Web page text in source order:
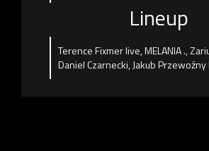
Lineup
Terence Fixmer live, MELANIA .,
Daniel Czarnecki, Jakub Przewoźny